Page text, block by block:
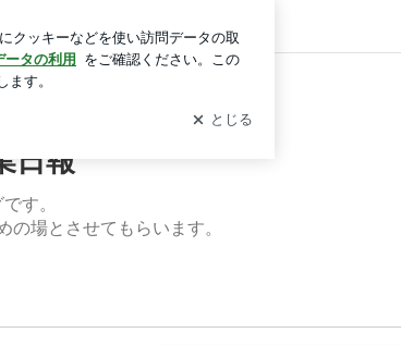
新規登録 ログイン
日報
す。
場とさせてもらいます。